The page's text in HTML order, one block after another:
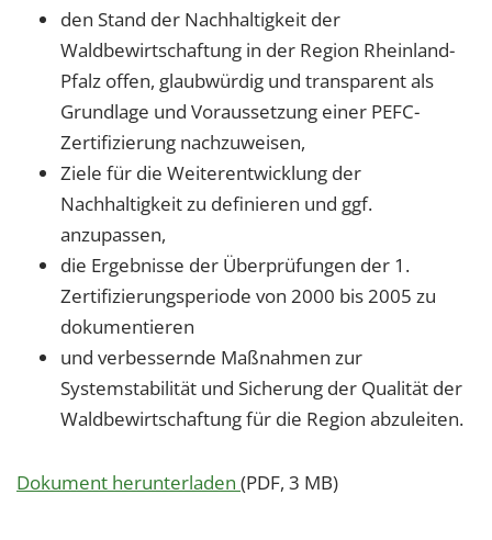
den Stand der Nachhaltigkeit der
Waldbewirtschaftung in der Region Rheinland-
Pfalz offen, glaubwürdig und transparent als
Grundlage und Voraussetzung einer PEFC-
Zertifizierung nachzuweisen,
Ziele für die Weiterentwicklung der
Nachhaltigkeit zu definieren und ggf.
anzupassen,
die Ergebnisse der Überprüfungen der 1.
Zertifizierungsperiode von 2000 bis 2005 zu
dokumentieren
und verbessernde Maßnahmen zur
Systemstabilität und Sicherung der Qualität der
Waldbewirtschaftung für die Region abzuleiten.
Dokument herunterladen (PDF, 3 MB)